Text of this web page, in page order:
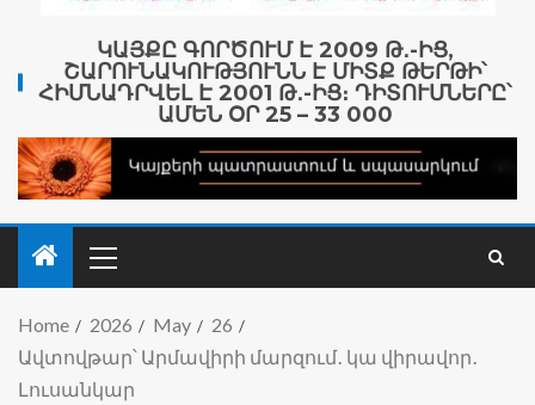
ԿԱՅՔԸ ԳՈՐԾՈՒՄ Է 2009 Թ․-ԻՑ,
ՇԱՐՈՒՆԱԿՈՒԹՅՈՒՆՆ Է ՄԻՏՔ ԹԵՐԹԻ՝
ՀԻՄՆԱԴՐՎԵԼ Է 2001 Թ․-ԻՑ։ ԴԻՏՈՒՄՆԵՐԸ՝
ԱՄԵՆ ՕՐ 25 – 33 000
Home 2026 May
26
Ավտովթար՝ Արմավիրի մարզում․ կա վիրավոր․
Լուսանկար